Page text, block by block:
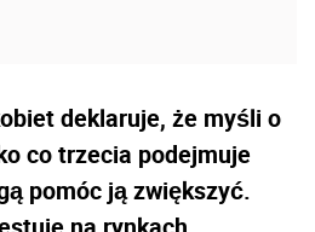
deklaruje, że myśli o
co trzecia podejmuje
pomóc ją zwiększyć.